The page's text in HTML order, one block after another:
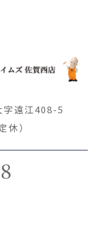
字遠江408-5
休）